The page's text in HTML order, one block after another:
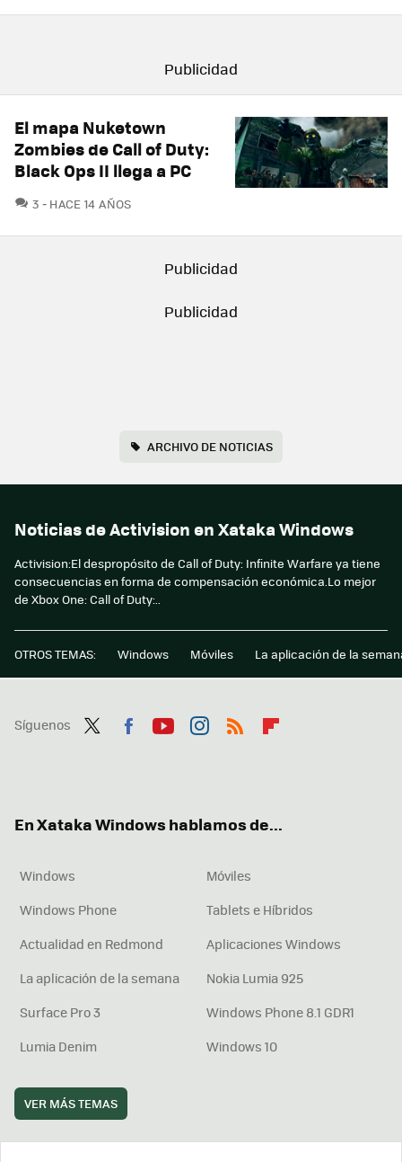
El mapa Nuketown
Zombies de Call of Duty:
Black Ops II llega a PC
3 COMENTARIOS
HACE 14 AÑOS
ARCHIVO DE NOTICIAS
Noticias de Activision en Xataka Windows
Activision:El despropósito de Call of Duty: Infinite Warfare ya tiene
consecuencias en forma de compensación económica.Lo mejor
de Xbox One: Call of Duty:..
OTROS TEMAS: Windows Móviles La aplicación de la
Síguenos
En Xataka Windows hablamos de...
Windows
Móviles
Windows Phone
Tablets e Híbridos
Actualidad en Redmond
Aplicaciones Windows
La aplicación de la semana
Nokia Lumia 925
Surface Pro 3
Windows Phone 8.1 GDR1
Lumia Denim
Windows 10
VER MÁS TEMAS